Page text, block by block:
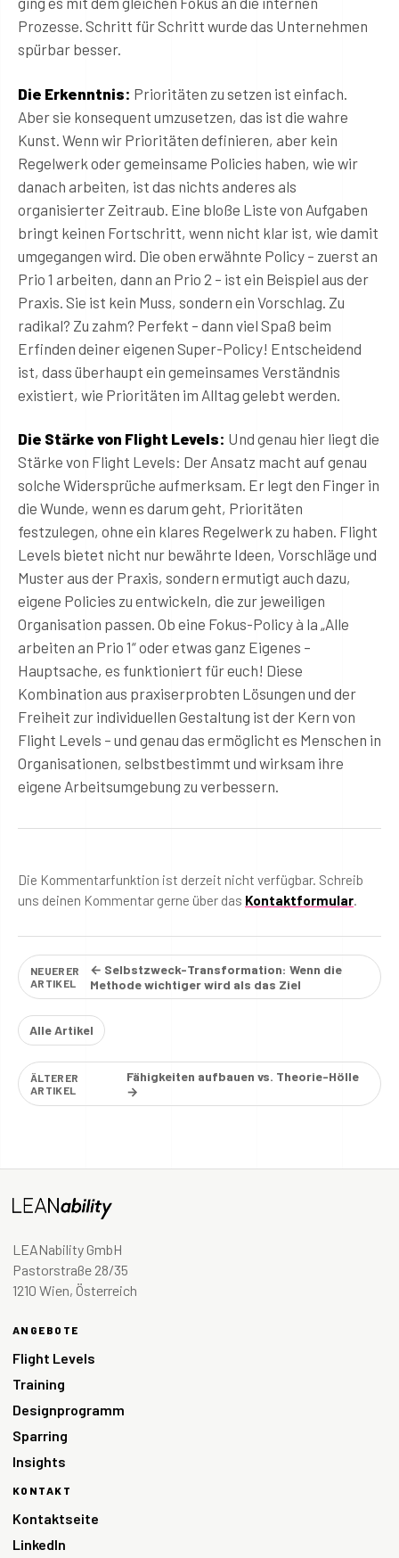
Prozesse. Schritt für Schritt wurde das Unternehmen
spürbar besser.
Die Erkenntnis: Prioritäten zu setzen ist einfach.
Aber sie konsequent umzusetzen, das ist die wahre
Kunst. Wenn wir Prioritäten definieren, aber kein
Regelwerk oder gemeinsame Policies haben, wie wir
danach arbeiten, ist das nichts anderes als
organisierter Zeitraub. Eine bloße Liste von Aufgaben
bringt keinen Fortschritt, wenn nicht klar ist, wie damit
umgegangen wird. Die oben erwähnte Policy – zuerst an
Prio 1 arbeiten, dann an Prio 2 – ist ein Beispiel aus der
Praxis. Sie ist kein Muss, sondern ein Vorschlag. Zu
radikal? Zu zahm? Perfekt – dann viel Spaß beim
Erfinden deiner eigenen Super-Policy! Entscheidend
ist, dass überhaupt ein gemeinsames Verständnis
existiert, wie Prioritäten im Alltag gelebt werden.
Die Stärke von Flight Levels: Und genau hier liegt die
Stärke von Flight Levels: Der Ansatz macht auf genau
solche Widersprüche aufmerksam. Er legt den Finger in
die Wunde, wenn es darum geht, Prioritäten
festzulegen, ohne ein klares Regelwerk zu haben. Flight
Levels bietet nicht nur bewährte Ideen, Vorschläge und
Muster aus der Praxis, sondern ermutigt auch dazu,
eigene Policies zu entwickeln, die zur jeweiligen
Organisation passen. Ob eine Fokus-Policy à la „Alle
arbeiten an Prio 1“ oder etwas ganz Eigenes –
Hauptsache, es funktioniert für euch! Diese
Kombination aus praxiserprobten Lösungen und der
Freiheit zur individuellen Gestaltung ist der Kern von
Flight Levels – und genau das ermöglicht es Menschen in
Organisationen, selbstbestimmt und wirksam ihre
eigene Arbeitsumgebung zu verbessern.
Die Kommentarfunktion ist derzeit nicht verfügbar. Schreib
uns deinen Kommentar gerne über das Kontaktformular.
NEUERER
ARTIKEL
← Selbstzweck-Transformation: Wenn die
Methode wichtiger wird als das Ziel
Alle Artikel
ÄLTERER
ARTIKEL
Fähigkeiten aufbauen vs. Theorie-Hölle
→
LEANability GmbH
Pastorstraße 28/35
1210 Wien, Österreich
ANGEBOTE
Flight Levels
Training
Designprogramm
Sparring
Insights
KONTAKT
Kontaktseite
LinkedIn